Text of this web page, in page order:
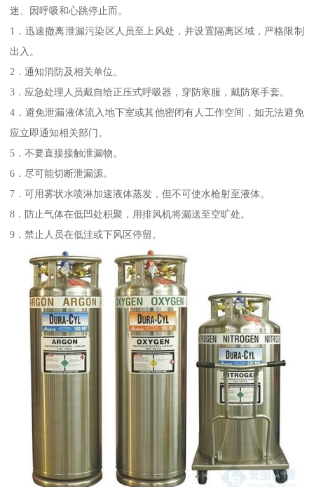
迷、因呼吸和心跳停止而。
1．迅速撤离泄漏污染区人员至上风处，并设置隔离区域，严格限制
出入。
2．通知消防及相关单位。
3．应急处理人员戴自给正压式呼吸器，穿防寒服，戴防寒手套。
4．避免泄漏液体流入地下室或其他密闭有人工作空间，如无法避免
应立即通知相关部门。
5．不要直接接触泄漏物。
6．尽可能切断泄漏源。
7．可用雾状水喷淋加速液体蒸发，但不可使水枪射至液体。
8．防止气体在低凹处积聚，用排风机将漏送至空旷处。
9．禁止人员在低洼或下风区停留。